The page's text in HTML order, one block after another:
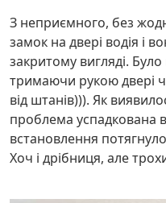
З неприємного, без
замок на двері водія і
закритому вигляді.
тримаючи рукою двері
від штанів))). Як
проблема успадкована
встановлення
Хоч і дрібниця, але